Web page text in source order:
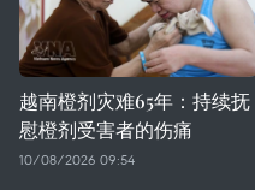
越南橙剂灾难65年：持续抚
慰橙剂受害者的伤痛
10/08/2026 09:54